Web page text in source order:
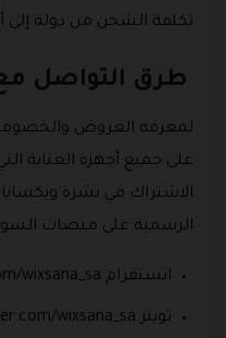
تكلفة الشحن من دولة إلى
طرق التواصل
لمعرفه العروض
على جميع أجهزة العناية
الاشتراك في نشرة ويكسانا
الرسمية على منصات
انستقرام https://www.instagram.com/wixsana_sa.
تويتر https://twitter.com/wixsana_sa.